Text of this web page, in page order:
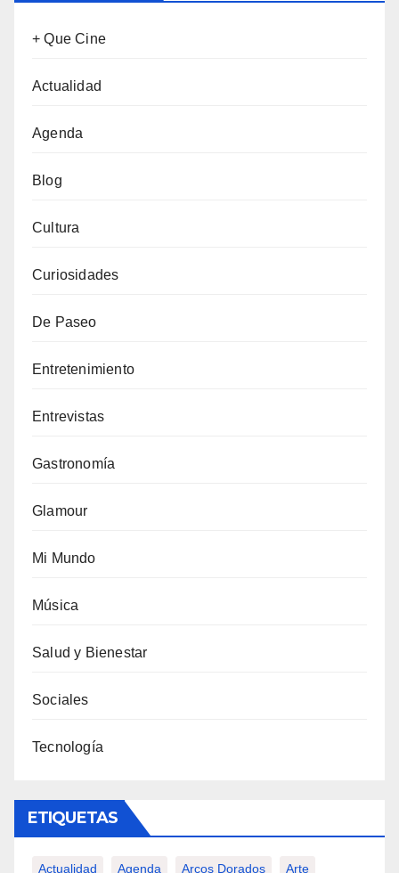
+ Que Cine
Actualidad
Agenda
Blog
Cultura
Curiosidades
De Paseo
Entretenimiento
Entrevistas
Gastronomía
Glamour
Mi Mundo
Música
Salud y Bienestar
Sociales
Tecnología
ETIQUETAS
Actualidad Agenda Arcos Dorados Arte